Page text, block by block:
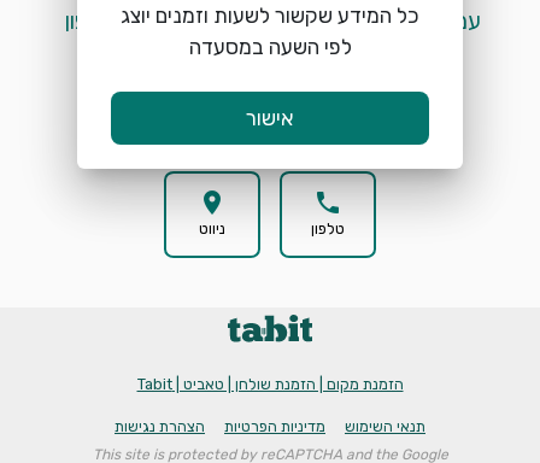
המופיע למטה.
phone
טלפון
location_on
ניווט
הזמנת מקום | הזמנת שולחן | טאביט | Tabit
תנאי השימוש מדיניות הפרטיות הצהרת נגישות
This site is protected by reCAPTCHA and the Google
כל המידע שקשור לשעות וזמנים יוצג
לפי השעה במסעדה
אישור